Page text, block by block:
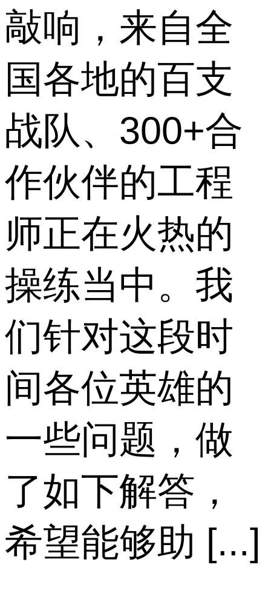
敲响，来自全
国各地的百支
战队、300+合
作伙伴的工程
师正在火热的
操练当中。我
们针对这段时
间各位英雄的
一些问题，做
了如下解答，
希望能够助 [...]